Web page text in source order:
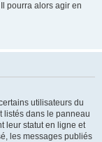
pourra alors agir en
utilisateurs du
listés dans le panneau
leur statut en ligne et
les messages publiés